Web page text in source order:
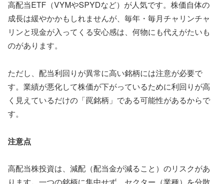
高配当ETF（VYMやSPYDなど）が人気です。株価自体の
成長は緩やかかもしれませんが、毎年・毎月チャリンチャ
リンと現金が入ってくる安心感は、何物にも代えがたいも
のがあります。
ただし、配当利回りが異常に高い銘柄には注意が必要で
す。業績が悪化して株価が下がっているために利回りが高
く見えているだけの「罠銘柄」である可能性があるからで
す。
注意点
高配当株投資は、減配（配当金が減ること）のリスクがあ